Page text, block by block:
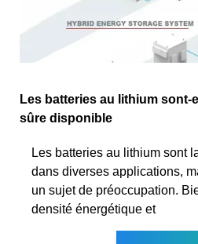
Les batteries au lithium
sûre disponible
Les batteries au lithium sont
dans diverses applications,
un sujet de préoccupation.
densité énergétique et